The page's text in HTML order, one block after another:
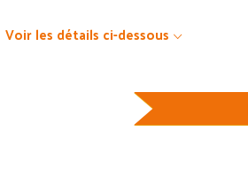
Voir les détails ci-dessous